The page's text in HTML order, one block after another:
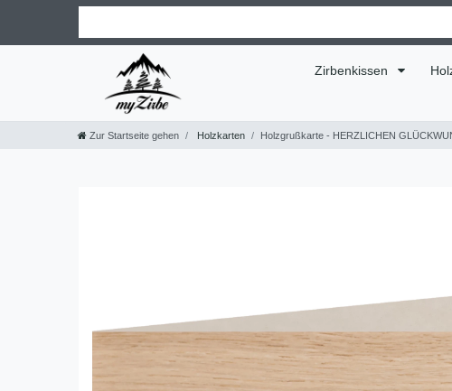
Zirbenkissen
Zur Startseite gehen Holzkarten Holzgrußkarte - HERZLICHEN